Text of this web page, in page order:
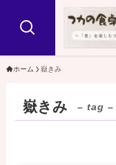
ホーム 嶽きみ
嶽きみ – tag –